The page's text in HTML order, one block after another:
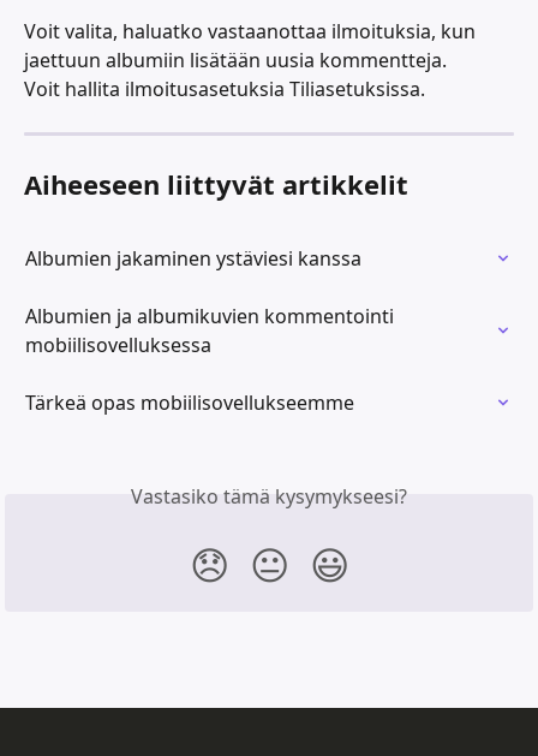
Voit valita, haluatko vastaanottaa ilmoituksia, kun
jaettuun albumiin lisätään uusia kommentteja.
Voit hallita ilmoitusasetuksia Tiliasetuksissa.
Aiheeseen liittyvät artikkelit
Albumien jakaminen ystäviesi kanssa
Albumien ja albumikuvien kommentointi
mobiilisovelluksessa
Tärkeä opas mobiilisovellukseemme
Vastasiko tämä kysymykseesi?
😞 😐 😃